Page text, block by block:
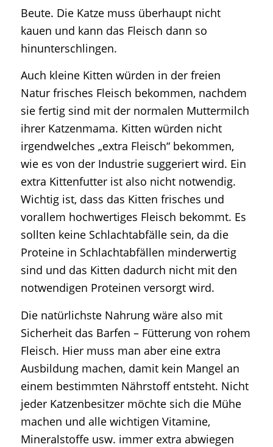
Beute. Die Katze muss überhaupt nicht
kauen und kann das Fleisch dann so
hinunterschlingen.
Auch kleine Kitten würden in der freien
Natur frisches Fleisch bekommen, nachdem
sie fertig sind mit der normalen Muttermilch
ihrer Katzenmama. Kitten würden nicht
irgendwelches „extra Fleisch“ bekommen,
wie es von der Industrie suggeriert wird. Ein
extra Kittenfutter ist also nicht notwendig.
Wichtig ist, dass das Kitten frisches und
vorallem hochwertiges Fleisch bekommt. Es
sollten keine Schlachtabfälle sein, da die
Proteine in Schlachtabfällen minderwertig
sind und das Kitten dadurch nicht mit den
notwendigen Proteinen versorgt wird.
Die natürlichste Nahrung wäre also mit
Sicherheit das Barfen – Fütterung von rohem
Fleisch. Hier muss man aber eine extra
Ausbildung machen, damit kein Mangel an
einem bestimmten Nährstoff entsteht. Nicht
jeder Katzenbesitzer möchte sich die Mühe
machen und alle wichtigen Vitamine,
Mineralstoffe usw. immer extra abwiegen